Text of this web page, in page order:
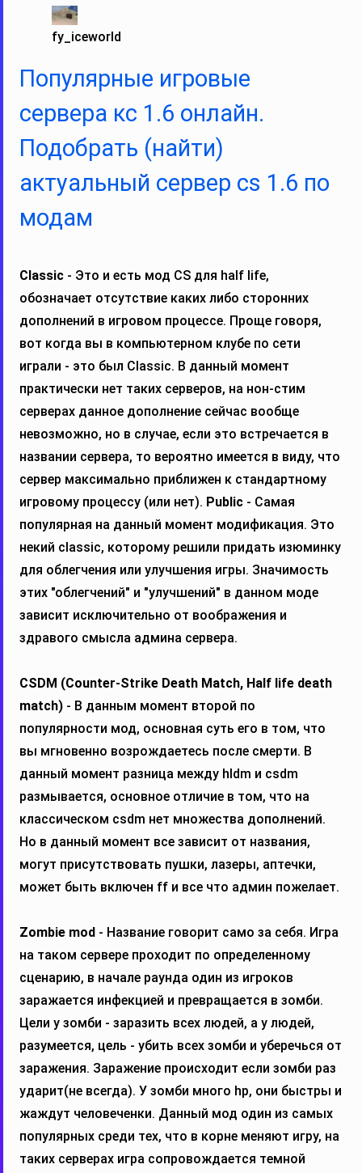
fy_iceworld
Популярные игровые
сервера кс 1.6 онлайн.
Подобрать (найти)
актуальный сервер cs 1.6 по
модам
Classic - Это и есть мод CS для half life,
обозначает отсутствие каких либо сторонних
дополнений в игровом процессе. Проще говоря,
вот когда вы в компьютерном клубе по сети
играли - это был Classic. В данный момент
практически нет таких серверов, на нон-стим
серверах данное дополнение сейчас вообще
невозможно, но в случае, если это встречается в
названии сервера, то вероятно имеется в виду, что
сервер максимально приближен к стандартному
игровому процессу (или нет). Public - Самая
популярная на данный момент модификация. Это
некий classic, которому решили придать изюминку
для облегчения или улучшения игры. Значимость
этих "облегчений" и "улучшений" в данном моде
зависит исключительно от воображения и
здравого смысла админа сервера.
CSDM (Counter-Strike Death Match, Half life death
match) - В данным момент второй по
популярности мод, основная суть его в том, что
вы мгновенно возрождаетесь после смерти. В
данный момент разница между hldm и csdm
размывается, основное отличие в том, что на
классическом csdm нет множества дополнений.
Но в данный момент все зависит от названия,
могут присутствовать пушки, лазеры, аптечки,
может быть включен ff и все что админ пожелает.
Zombie mod - Название говорит само за себя. Игра
на таком сервере проходит по определенному
сценарию, в начале раунда один из игроков
заражается инфекцией и превращается в зомби.
Цели у зомби - заразить всех людей, а у людей,
разумеется, цель - убить всех зомби и уберечься от
заражения. Заражение происходит если зомби раз
ударит(не всегда). У зомби много hp, они быстры и
жаждут человеченки. Данный мод один из самых
популярных среди тех, что в корне меняют игру, на
таких серверах игра сопровождается темной